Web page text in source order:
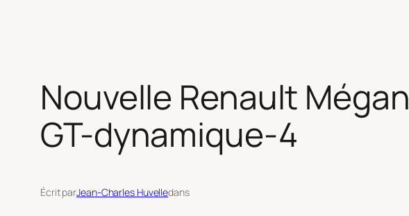
Nouvelle Renault
GT-dynamique-4
Écrit parJean-Charles Huvelledans